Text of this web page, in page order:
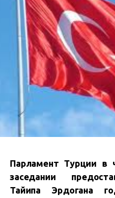
Парламент Турции в
заседании
Тайипа Эрдогана